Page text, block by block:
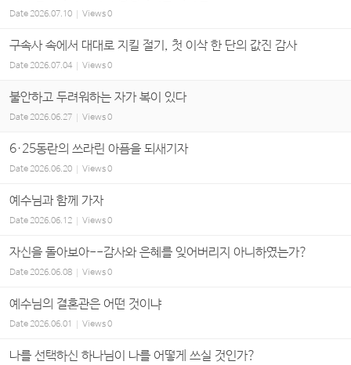
Date2026.07.10 Views0
구속사 속에서 대대로 지킬 절기, 첫 이삭 한 단의 값진 감사
Date2026.07.04 Views0
불안하고 두려워하는 자가 복이 있다
Date 2026.06.27 Views0
6·25동란의 쓰라린 아픔을 되새기자
Date2026.06.20 Views0
예수님과 함께 가자
Date2026.06.12 Views0
자신을 돌아보아--감사와 은혜를 잊어버리지 아니하였는가?
Date2026.06.08 Views0
예수님의 결혼관은 어떤 것이냐
Date2026.06.01 Views0
나를 선택하신 하나님이 나를 어떻게 쓰실 것인가?